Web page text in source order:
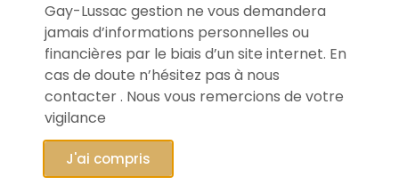
28/01/2026
Connaissez-vous EVS Broadcast
Gay-Lussac gestion ne vous demandera
jamais d’informations personnelles ou
financières par le biais d’un site internet. En
cas de doute n’hésitez pas à nous
contacter . Nous vous remercions de votre
vigilance
J'ai compris